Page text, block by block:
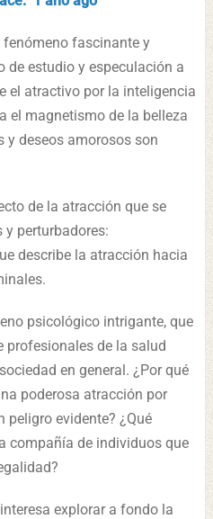
fascinante y
de estudio y especulación a
el atractivo por la inteligencia
el magnetismo de la belleza
y deseos amorosos son
de la atracción que se
y perturbadores:
describe la atracción hacia
psicológico intrigante, que
profesionales de la salud
en general. ¿Por qué
poderosa atracción por
peligro evidente? ¿Qué
compañía de individuos que
explorar a fondo la